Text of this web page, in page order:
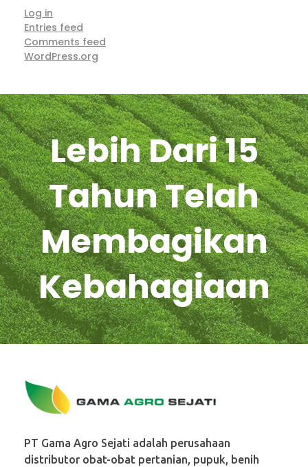
Log in
Entries feed
Comments feed
WordPress.org
Lebih Dari 15
Tahun Telah
Membagikan
Kebahagiaan
PT Gama Agro Sejati adalah perusahaan
distributor obat-obat pertanian, pupuk, benih